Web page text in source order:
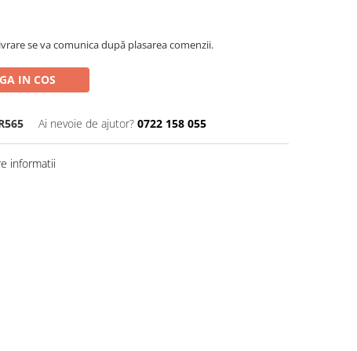
se va comunica după plasarea comenzii.
IN COS
Ai nevoie de ajutor? 0722 158 055
informatii